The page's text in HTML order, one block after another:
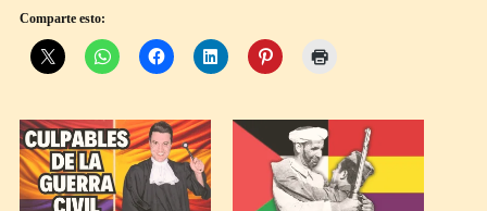
Comparte esto: